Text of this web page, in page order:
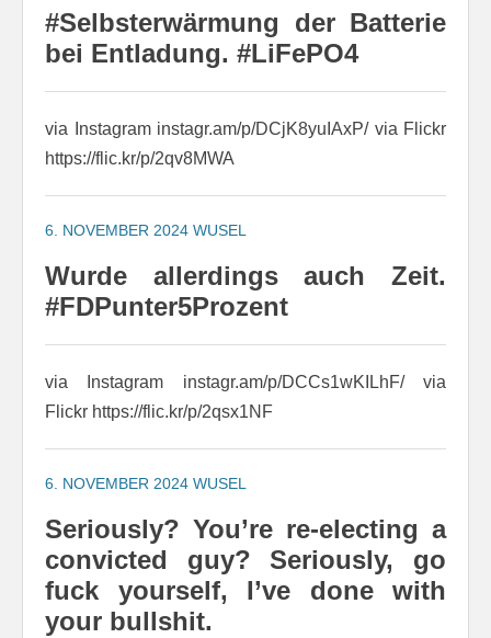
#Selbsterwärmung der Batterie
bei Entladung. #LiFePO4
via Instagram instagr.am/p/DCjK8yuIAxP/ via Flickr
https://flic.kr/p/2qv8MWA
6. NOVEMBER 2024 WUSEL
Wurde allerdings auch Zeit.
#FDPunter5Prozent
via Instagram instagr.am/p/DCCs1wKILhF/ via
Flickr https://flic.kr/p/2qsx1NF
6. NOVEMBER 2024 WUSEL
Seriously? You’re re-electing a
convicted guy? Seriously, go
fuck yourself, I’ve done with
your bullshit.